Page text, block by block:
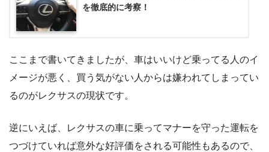
を徹底的に考察！
ここまで書いてきましたが、車はいいけど乗ってる人のイ
メージが悪く、買う気がない人からは嫌われてしまってい
るのがレクサスの現状です。
逆にいえば、レクサスの車に乗ってマナーを守った運転を
つづけていれば意外な好評価をされる可能性もあるので、